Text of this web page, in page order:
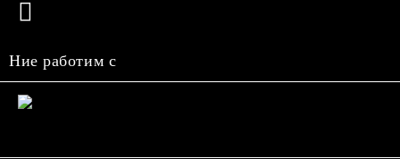
Ние работим с